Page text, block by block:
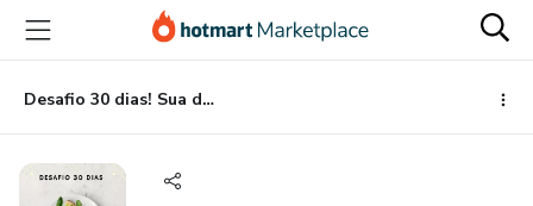
para
conteúdo
principal
para
pagamento
para
rodapé
Desafio 30 dias! Sua dieta durante 30 dias de forma econômica!